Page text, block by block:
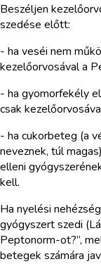
Beszéljen
szedése előtt:
- ha veséi nem
kezelőorvosával a
- ha gyomorfekély
csak
- ha cukorbeteg (a
neveznek, túl
elleni
kell.
Ha nyelési
gyógyszert szedi
Peptonorm-ot?”,
betegek számára